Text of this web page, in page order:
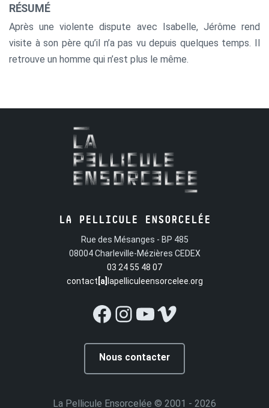
RÉSUMÉ
Après une violente dispute avec Isabelle, Jérôme rend
visite à son père qu’il n’a pas vu depuis quelques temps. Il
retrouve un homme qui n’est plus le même.
LA PELLICULE ENSORCELÉE
Rue des Mésanges - BP 485
08004 Charleville-Mézières CEDEX
03 24 55 48 07
contact [a] lapelliculeensorcelee.org
Facebook
Instagram
YouTube
Vimeo
Nous contacter
La Pellicule Ensorcelée © 2001 - 2026